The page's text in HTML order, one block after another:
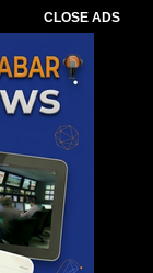
CLOSE ADS